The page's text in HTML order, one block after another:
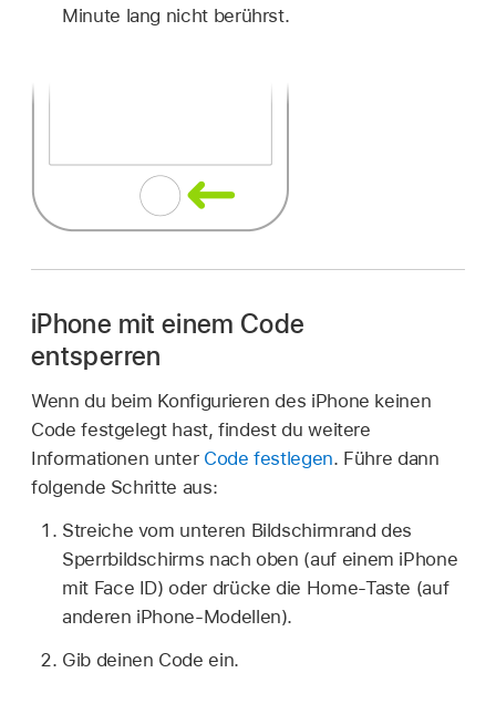
Minute lang nicht berührst.
iPhone mit einem Code
entsperren
Wenn du beim Konfigurieren des iPhone keinen
Code festgelegt hast, findest du weitere
Informationen unter Code festlegen. Führe dann
folgende Schritte aus:
Streiche vom unteren Bildschirmrand des
Sperrbildschirms nach oben (auf einem iPhone
mit Face ID) oder drücke die Home-Taste (auf
anderen iPhone-Modellen).
Gib deinen Code ein.